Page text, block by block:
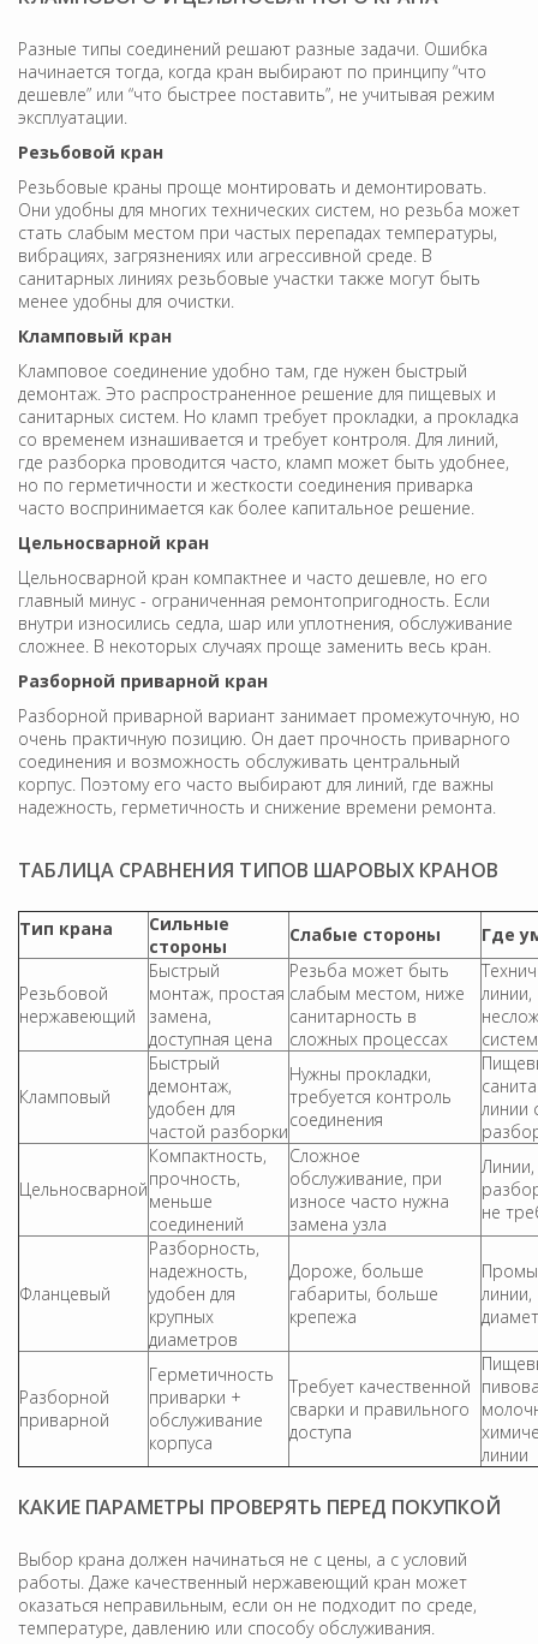
Разные типы соединений решают разные задачи. Ошибка
начинается тогда, когда кран выбирают по принципу “что
дешевле” или “что быстрее поставить”, не учитывая режим
эксплуатации.
Резьбовой кран
Резьбовые краны проще монтировать и демонтировать.
Они удобны для многих технических систем, но резьба может
стать слабым местом при частых перепадах температуры,
вибрациях, загрязнениях или агрессивной среде. В
санитарных линиях резьбовые участки также могут быть
менее удобны для очистки.
Кламповый кран
Кламповое соединение удобно там, где нужен быстрый
демонтаж. Это распространенное решение для пищевых и
санитарных систем. Но кламп требует прокладки, а прокладка
со временем изнашивается и требует контроля. Для линий,
где разборка проводится часто, кламп может быть удобнее,
но по герметичности и жесткости соединения приварка
часто воспринимается как более капитальное решение.
Цельносварной кран
Цельносварной кран компактнее и часто дешевле, но его
главный минус - ограниченная ремонтопригодность. Если
внутри износились седла, шар или уплотнения, обслуживание
сложнее. В некоторых случаях проще заменить весь кран.
Разборной приварной кран
Разборной приварной вариант занимает промежуточную, но
очень практичную позицию. Он дает прочность приварного
соединения и возможность обслуживать центральный
корпус. Поэтому его часто выбирают для линий, где важны
надежность, герметичность и снижение времени ремонта.
ТАБЛИЦА СРАВНЕНИЯ ТИПОВ ШАРОВЫХ КРАНОВ
Тип крана
Сильные
стороны
Слабые стороны Где
Резьбовой
нержавеющий
Быстрый
монтаж, простая
замена,
доступная цена
Резьба может быть
слабым местом, ниже
санитарность в
сложных процессах
линии,
Кламповый
Быстрый
демонтаж,
удобен для
частой разборки
Нужны прокладки,
требуется контроль
соединения
линии
Цельносварной
Компактность,
прочность,
меньше
соединений
Сложное
обслуживание, при
износе часто нужна
замена узла
Линии,
не
Фланцевый
Разборность,
надежность,
удобен для
крупных
диаметров
Дороже, больше
габариты, больше
крепежа
Разборной
приварной
Герметичность
приварки +
обслуживание
корпуса
Требует качественной
сварки и правильного
доступа
линии
КАКИЕ ПАРАМЕТРЫ ПРОВЕРЯТЬ ПЕРЕД ПОКУПКОЙ
Выбор крана должен начинаться не с цены, а с условий
работы. Даже качественный нержавеющий кран может
оказаться неправильным, если он не подходит по среде,
температуре, давлению или способу обслуживания.